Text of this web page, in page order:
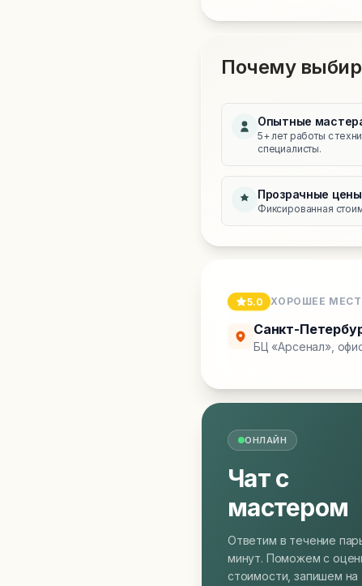
Почему
Опытные
5+ лет работы с
специалисты.
Прозрачные цены
Фиксированная
5.0 ХОРОШЕЕ
Санкт-
БЦ «Арсенал»,
ОНЛАЙН
Чат с
мастером
Ответим в течение
минут. Поможем с
стоимости, запишем на